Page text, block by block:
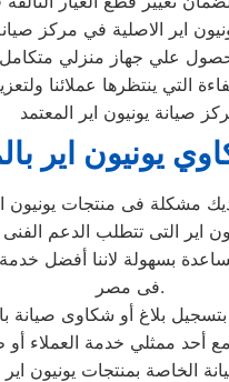
اير الاصلية في مركز
علي جهاز منزلي
التي ينتظرها عملائنا
صيانة يونيون اير المعتمد
يونيون اير
مشكلة فى منتجات يونيون
اير التى تتطلب الدعم
بسهولة لاننا أفضل
فى مصر.
بلاغ أو شكاوى صيانة
أحد ممثلي خدمة العملاء